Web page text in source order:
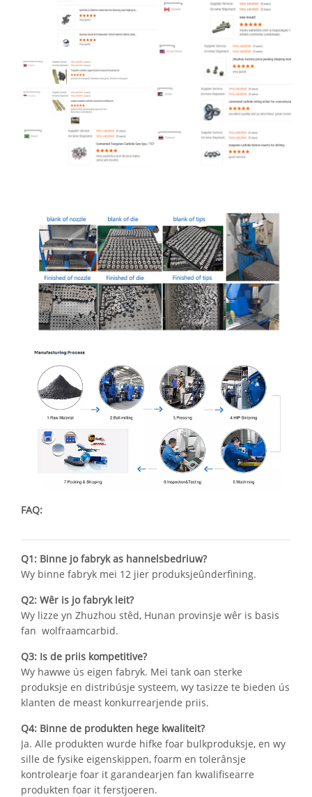
FAQ:
Q1: Binne jo fabryk as hannelsbedriuw?
Wy binne fabryk mei 12 jier produksjeûnderfining.
Q2: Wêr is jo fabryk leit?
Wy lizze yn Zhuzhou stêd, Hunan provinsje wêr is basis
fan wolfraamcarbid.
Q3: Is de priis kompetitive?
Wy hawwe ús eigen fabryk. Mei tank oan sterke
produksje en distribúsje systeem, wy tasizze te bieden ús
klanten de meast konkurrearjende priis.
Q4: Binne de produkten hege kwaliteit?
Ja. Alle produkten wurde hifke foar bulkproduksje, en wy
sille de fysike eigenskippen, foarm en tolerânsje
kontrolearje foar it garandearjen fan kwalifisearre
produkten foar it ferstjoeren.